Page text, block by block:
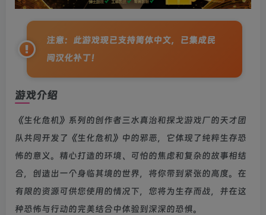
注意：此游戏现已支持简体中文，已集成民
间汉化补丁！
游戏介绍
《生化危机》系列的创作者三水真治和探戈游戏厂的天才团
队共同开发了《生化危机》中的邪恶，它体现了纯粹生存恐
怖的意义。精心打造的环境、可怕的焦虑和复杂的故事相结
合，创造出一个身临其境的世界，将你带到紧张的高度。在
有限的资源可供您使用的情况下，您将为生存而战，并在这
种恐怖与行动的完美结合中体验到深深的恐惧。